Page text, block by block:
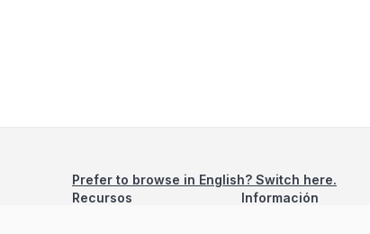
Prefer to browse in English? Switch here.
Recursos
Información